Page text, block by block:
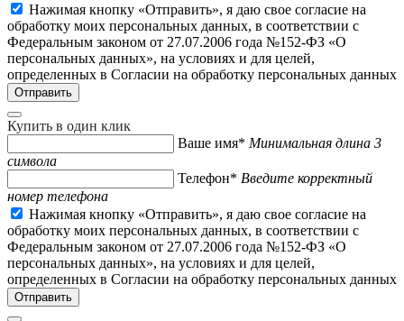
Нажимая кнопку «Отправить», я даю свое согласие на
обработку моих персональных данных, в соответствии с
Федеральным законом от 27.07.2006 года №152-ФЗ «О
персональных данных», на условиях и для целей,
определенных в Согласии на обработку персональных данных
Купить в один клик
Ваше имя* Минимальная длина 3
символа
Телефон* Введите корректный
номер телефона
Нажимая кнопку «Отправить», я даю свое согласие на
обработку моих персональных данных, в соответствии с
Федеральным законом от 27.07.2006 года №152-ФЗ «О
персональных данных», на условиях и для целей,
определенных в Согласии на обработку персональных данных